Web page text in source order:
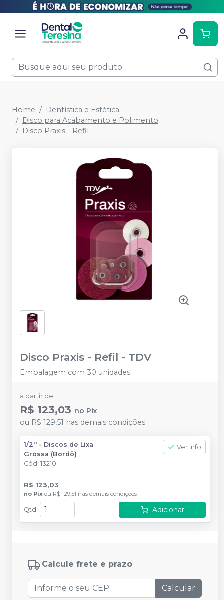
Home
Dentística e Estética
Disco para Acabamento e Polimento
Disco Praxis - Refil
Disco Praxis - Refil - TDV
Embalagem com 30 unidades.
a partir de:
R$ 123,03 no Pix
ou R$ 129,51 nas demais condições
1/2'' - Discos de Lixa
Grossa (Bordô)
Cód. 13210
Ver info
R$ 123,03
no Pix ou R$ 129,51 nas demais condições
Qtd : Adicionar
Calcule frete e prazo
Calcular